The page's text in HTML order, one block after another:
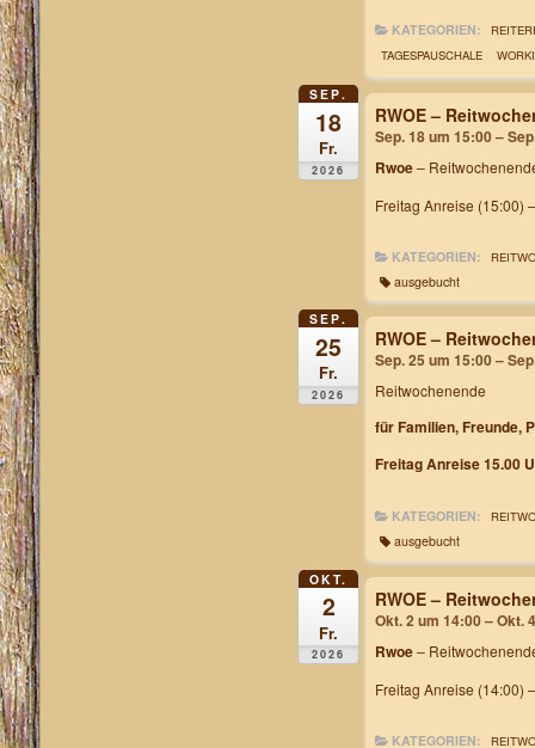
KATEGORIEN:
TAGESPAUSCHALE
SEP.
18
Fr.
2026
RWOE –
Sep. 18 um 15:00 –
Rwoe–
Freitag Anreise (15:00)
KATEGORIEN:
ausgebucht
SEP.
25
Fr.
2026
RWOE –
Sep. 25 um 15:00 –
Reitwochenende
für Familien, Freunde,
Freitag Anreise 15.00
KATEGORIEN:
ausgebucht
OKT.
2
Fr.
2026
RWOE –
Okt. 2 um 14:00 – Okt.
Rwoe–
Freitag Anreise (14:00)
KATEGORIEN: